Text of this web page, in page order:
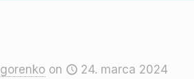
Igorenko on 24. marca 2024